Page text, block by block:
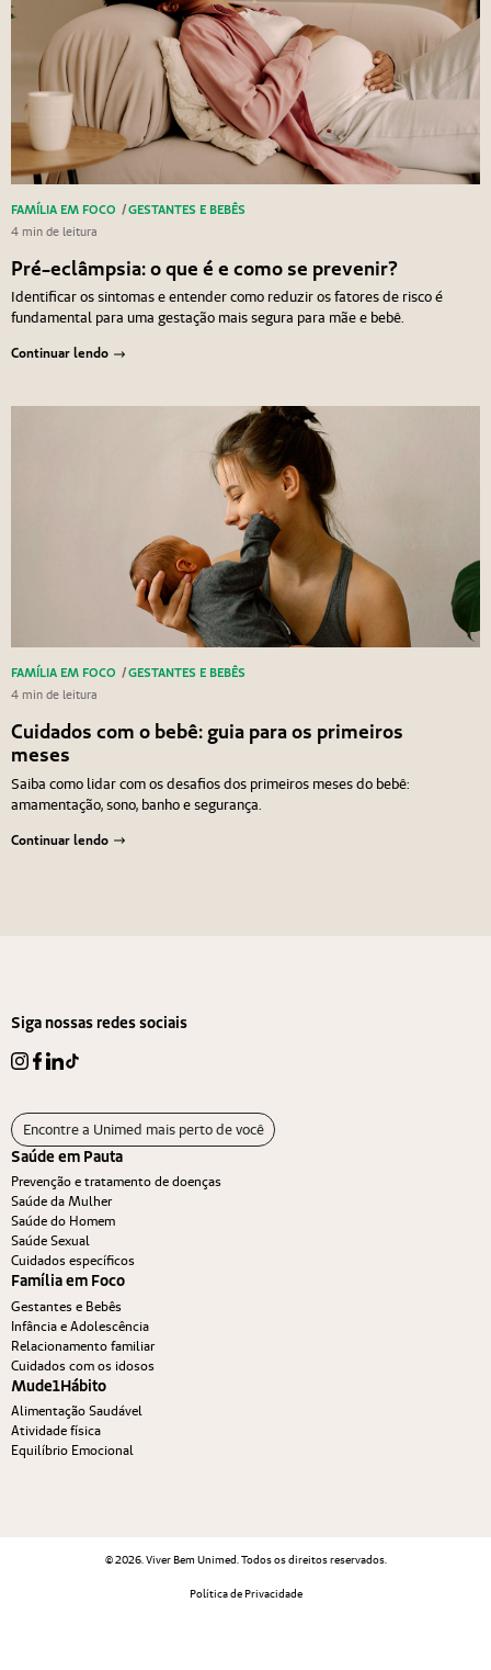
FAMÍLIA EM FOCO /GESTANTES E BEBÊS
4 min de leitura
Pré-eclâmpsia: o que é e como se prevenir?
Identificar os sintomas e entender como reduzir os fatores de risco é
fundamental para uma gestação mais segura para mãe e bebê.
Continuar lendo
FAMÍLIA EM FOCO /GESTANTES E BEBÊS
4 min de leitura
Cuidados com o bebê: guia para os primeiros
meses
Saiba como lidar com os desafios dos primeiros meses do bebê:
amamentação, sono, banho e segurança.
Continuar lendo
Siga nossas redes sociais
Encontre a Unimed mais perto de você
Saúde em Pauta
Prevenção e tratamento de doenças
Saúde da Mulher
Saúde do Homem
Saúde Sexual
Cuidados específicos
Família em Foco
Gestantes e Bebês
Infância e Adolescência
Relacionamento familiar
Cuidados com os idosos
Mude1Hábito
Alimentação Saudável
Atividade física
Equilíbrio Emocional
© 2026. Viver Bem Unimed. Todos os direitos reservados.
Política de Privacidade